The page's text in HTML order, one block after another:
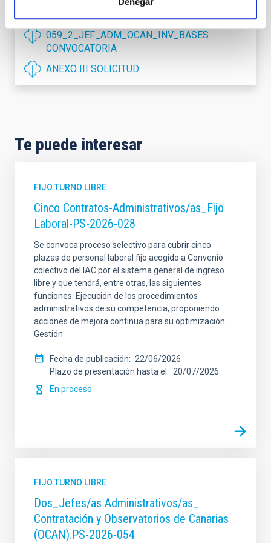
PS-2025-
059_2_JEF_ADM_OCAN_INV_BASES
CONVOCATORIA
ANEXO III SOLICITUD
Te puede interesar
FIJO TURNO LIBRE
Cinco Contratos-Administrativos/as_Fijo
Laboral-PS-2026-028
Se convoca proceso selectivo para cubrir cinco
plazas de personal laboral fijo acogido a Convenio
colectivo del IAC por el sistema general de ingreso
libre y que tendrá, entre otras, las siguientes
funciones: Ejecución de los procedimientos
administrativos de su competencia, proponiendo
acciones de mejora continua para su optimización.
Gestión
Fecha de publicación
22/06/2026
Plazo de presentación hasta el
20/07/2026
En proceso
FIJO TURNO LIBRE
Dos_Jefes/as Administrativos/as_
Contratación y Observatorios de Canarias
(OCAN).PS-2026-054